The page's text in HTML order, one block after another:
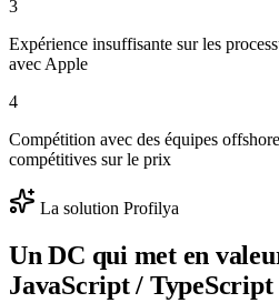
3
Expérience insuffisante sur les
avec Apple
4
Compétition avec des équipes
compétitives sur le prix
La solution Profilya
Un DC qui met en
JavaScript / TypeScript